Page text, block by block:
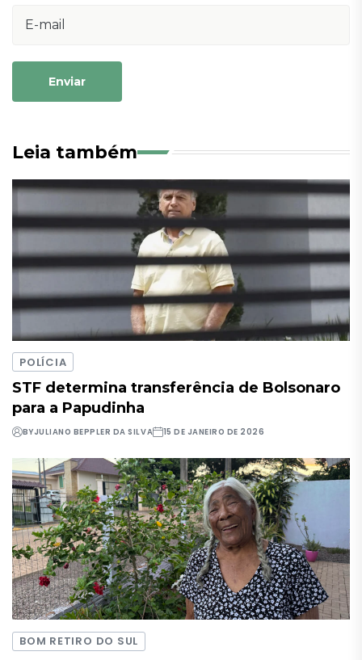
Enviar
Leia também
POLÍCIA
STF determina transferência de Bolsonaro
para a Papudinha
BYJULIANO BEPPLER DA SILVA 15 DE JANEIRO DE 2026
BOM RETIRO DO SUL